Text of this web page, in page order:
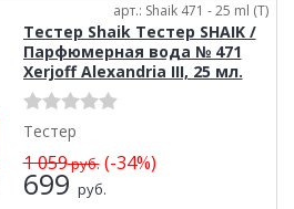
арт.: Shaik 471 - 25 ml (T)
Тестер Shaik Тестер SHAIK /
Парфюмерная вода № 471
Xerjoff Alexandria III, 25 мл.
Тестер
1 059руб.(-34%)
699 руб.